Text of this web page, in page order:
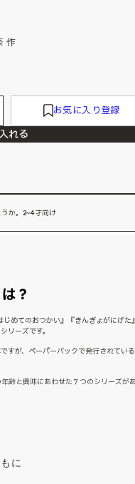
作
お気に入り登録
れる
か。2~4才向け
？
めてのおつかい』『きんぎょがにげた
リーズです。
すが、ペーパーバックで発行されてい
齢と興味にあわせた７つのシリーズが
に